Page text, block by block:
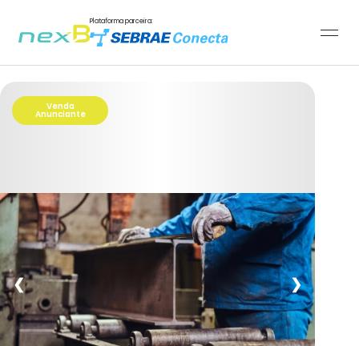
Plataforma parceira:
Venda
Anunciante
❮ ❯